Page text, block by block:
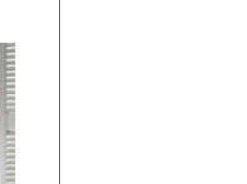
di
I
Vespri